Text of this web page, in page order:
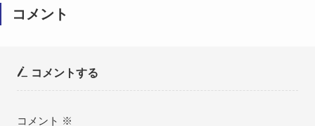
コメント
コメントする
コメント ※